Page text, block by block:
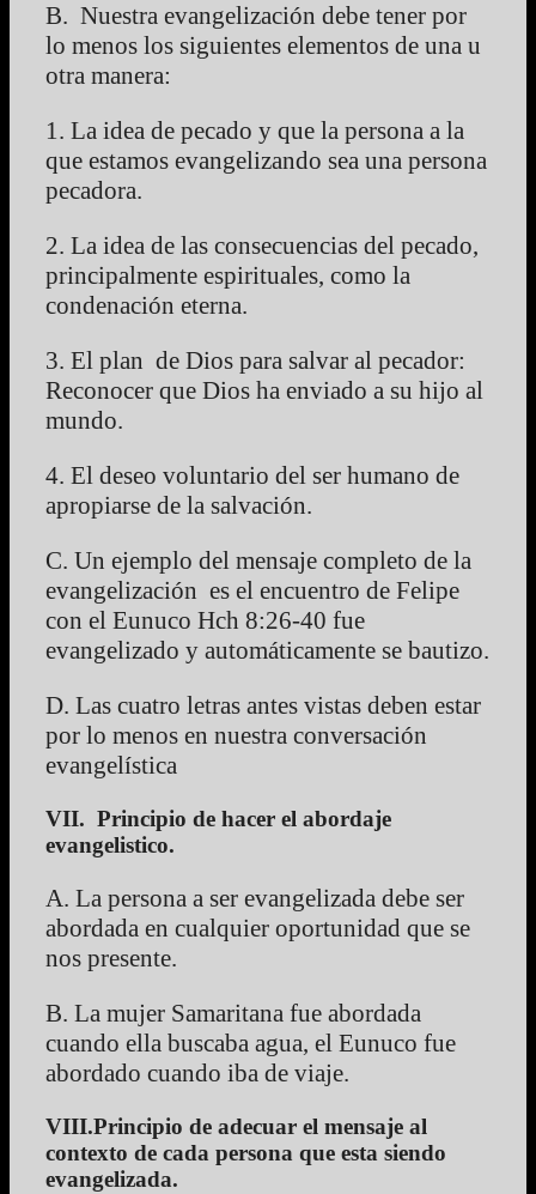
B. Nuestra evangelización debe tener por
lo menos los siguientes elementos de una u
otra manera:
1. La idea de pecado y que la persona a la
que estamos evangelizando sea una persona
pecadora.
2. La idea de las consecuencias del pecado,
principalmente espirituales, como la
condenación eterna.
3. El plan de Dios para salvar al pecador:
Reconocer que Dios ha enviado a su hijo al
mundo.
4. El deseo voluntario del ser humano de
apropiarse de la salvación.
C. Un ejemplo del mensaje completo de la
evangelización es el encuentro de Felipe
con el Eunuco Hch 8:26-40 fue
evangelizado y automáticamente se bautizo.
D. Las cuatro letras antes vistas deben estar
por lo menos en nuestra conversación
evangelística
VII. Principio de hacer el abordaje
evangelistico.
A. La persona a ser evangelizada debe ser
abordada en cualquier oportunidad que se
nos presente.
B. La mujer Samaritana fue abordada
cuando ella buscaba agua, el Eunuco fue
abordado cuando iba de viaje.
VIII.Principio de adecuar el mensaje al
contexto de cada persona que esta siendo
evangelizada.